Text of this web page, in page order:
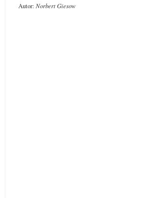
Autor: Norbert Giesow